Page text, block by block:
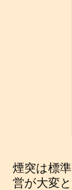
煙突は標
営が大変